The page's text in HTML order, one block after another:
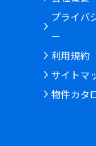
プライバ
ー
利用規約
サイトマ
物件カタ